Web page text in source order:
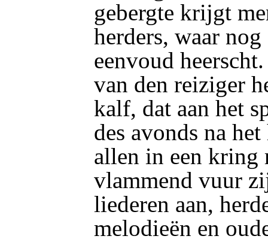
gebergte krijgt
herders, waar
eenvoud
van den reiziger
kalf, dat aan het
des avonds na
allen in een kring
vlammend vuur
liederen aan,
melodieën en